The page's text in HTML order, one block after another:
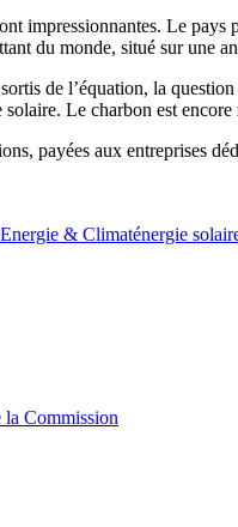
impressionnantes. Le
du monde, situé sur une
de l’équation, la
solaire. Le charbon est
payées aux entreprises
Energie & Climaténergie
la Commission